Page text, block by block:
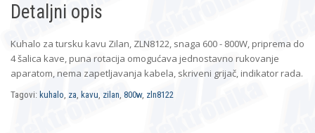
Detaljni opis
Kuhalo za tursku kavu Zilan, ZLN8122, snaga 600 - 800W, priprema do
4 šalica kave, puna rotacija omogućava jednostavno rukovanje
aparatom, nema zapetljavanja kabela, skriveni grijač, indikator rada.
Tagovi: kuhalo, za, kavu, zilan, 800w, zln8122